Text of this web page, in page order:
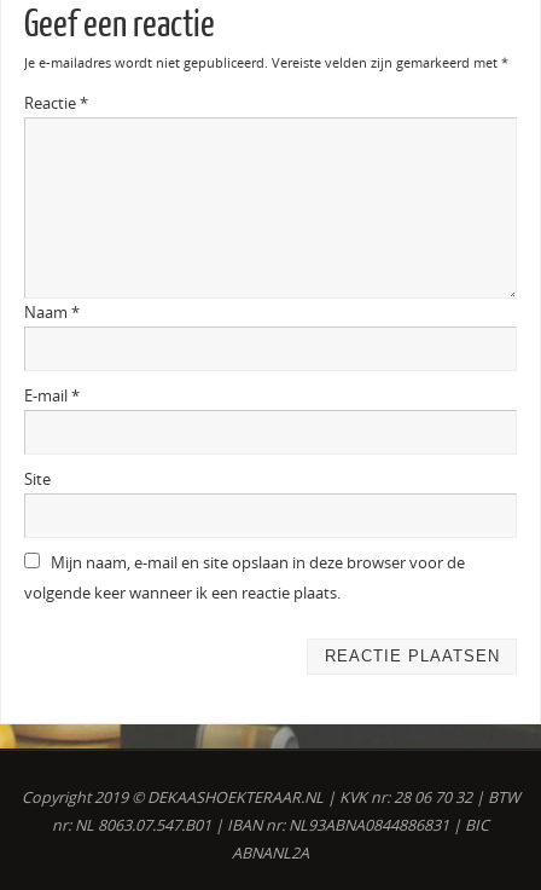
Geef een reactie
Je e-mailadres wordt niet gepubliceerd. Vereiste velden zijn gemarkeerd met *
Reactie*
Naam *
E-mail*
Site
Mijn naam, e-mail en site opslaan in deze browser voor de
volgende keer wanneer ik een reactie plaats.
Copyright 2019 © DEKAASHOEKTERAAR.NL | KVK nr: 28 06 70 32 | BTW
nr: NL 8063.07.547.B01 | IBAN nr: NL93ABNA0844886831 | BIC
ABNANL2A